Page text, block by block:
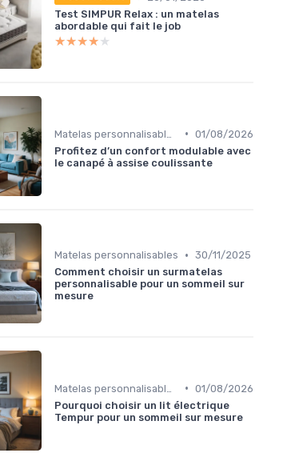
Test SIMPUR Relax : un matelas
abordable qui fait le job
★★★★★
★★★★★
• 01/08/2026
Profitez d’un confort modulable avec
le canapé à assise coulissante
Matelas personnalisables • 30/11/2025
Comment choisir un surmatelas
personnalisable pour un sommeil sur
mesure
• 01/08/2026
Pourquoi choisir un lit électrique
Tempur pour un sommeil sur mesure